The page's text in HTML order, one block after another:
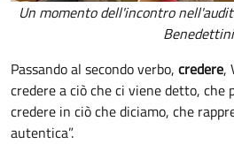
Un momento dell'incontro
Benedettini
Passando al secondo verbo, credere,
credere a ciò che ci viene detto, che
credere in ciò che diciamo, che
autentica”.